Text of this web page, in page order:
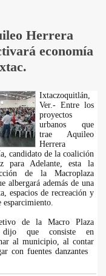
Herrera
economía
Ixtaczoquitlán,
Ver.- Entre los
proyectos
urbanos que
trae Aquileo
Herrera
candidato de la coalición
para Adelante, esta la
de la Macroplaza
albergará además de una
espacios de recreación y
esparcimiento.
de la Macro Plaza
que consiste en
al municipio, al contar
con fuentes danzantes